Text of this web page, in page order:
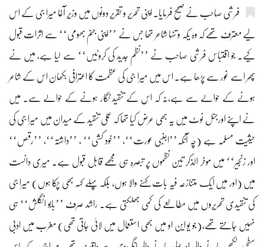
فرشی صاحب نے صحیح فرمایا۔ اپنی تحریر و تقریر دونوں میں وزیر آغا میرا جی کے اس
لیے معترف تھے کہ وہ یکہ و تنہا شاعر تھا جس نے ’’اپنی جنم بھومی‘‘ سے اثرات قبول
کیے۔ جو اقتباس فرشی صاحب نے ’’نظم جدید کی کروٹیں‘‘ سے لیا ہے، میں نے
پھر اسے غور سے پڑھا ہے۔ اس میں میرا جی کی عظمت کا اعترافی بکھان اس کے شاعر
ہونے کے حوالے سے ہے،نہ کہ اس کے تنقید نگار ہونے کے حوالے سے۔ میں
نے اپنے اورجنل نوٹ میں یہ بھی عرض کیا تھا کہ عملی تنقید کے میدان میں میرا جی کی
حیثیت مسلمہ ہے (چہ آنکہ’’اجنبی عورت‘‘، ’’خود کشی‘‘ ، ’’داشتہ‘‘، ’’رقص‘‘
اور زنجیر‘‘ میں موخر الذکر تین نظموں پر تبصرہ ہی مجھے قابل قبول ہے۔ میری دانست
میں (اور میں ایک متنازعہ فیہ بات کہنے والا ہوں، بلکہ پہلے کہہ بھی چکا ہوں) میرا جی
کی تنقیدی تحریروں میں مطالعے کی کمی جھلکتی ہے۔ راشد صرف ’’بابو انگلش‘‘ ہی
نہیں جانتے تھے،(جو یو این او میں بھی استعمال میں لائی جاتی تھی) مغرب میں ادبی